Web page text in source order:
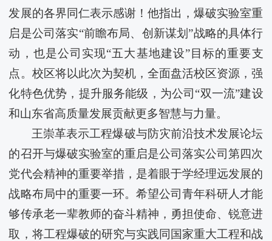
发展的各界同仁表示感谢！他指出，爆破实验室重
启是公司落实“前瞻布局、创新谋划”战略的具体行
动，也是公司实现“五大基地建设”目标的重要支
点。校区将以此次为契机，全面盘活校区资源，强
化特色优势，提升服务能级，为公司“双一流”建设
和山东省高质量发展贡献更多智慧与力量。
王崇革表示工程爆破与防灾前沿技术发展论坛
的召开与爆破实验室的重启是公司落实公司第四次
党代会精神的重要举措，是着眼于学经理远发展的
战略布局中的重要一环。希望公司青年科研人才能
够传承老一辈教师的奋斗精神，勇担使命、锐意进
取，将工程爆破的研究与实践同国家重大工程和战